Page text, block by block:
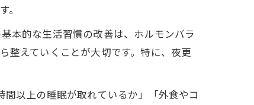
本的な生活習慣の改善は、ホルモンバラ
整えていくことが大切です。特に、夜更
以上の睡眠が取れているか」「外食やコ